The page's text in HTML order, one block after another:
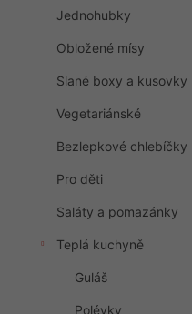
Jednohubky
Obložené mísy
Slané boxy a kusovky
Vegetariánské
Bezlepkové chlebíčky
Pro děti
Saláty a pomazánky
Teplá kuchyně
Guláš
Polévky